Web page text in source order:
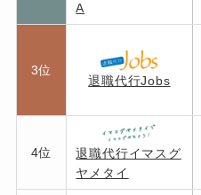
A
3位
退職代行Jobs
4位
退職代行イマスグ
ヤメタイ